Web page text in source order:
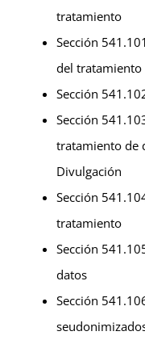
tratamiento
Sección
del tratamiento
Sección
Sección
tratamiento de
Divulgación
Sección
tratamiento
Sección
datos
Sección